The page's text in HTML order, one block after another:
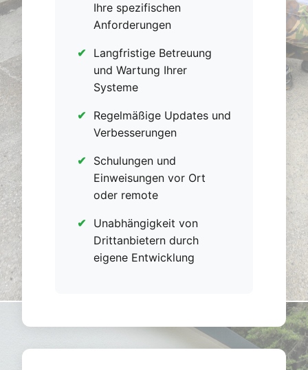
Ihre spezifischen
Anforderungen
Langfristige Betreuung
und Wartung Ihrer
Systeme
Regelmäßige Updates und
Verbesserungen
Schulungen und
Einweisungen vor Ort
oder remote
Unabhängigkeit von
Drittanbietern durch
eigene Entwicklung